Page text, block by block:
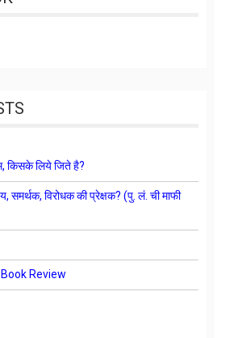
किसके लिये जिते है?
समर्थक, विरोधक की प्रेक्षक? (पु. लं. ची माफी
Review